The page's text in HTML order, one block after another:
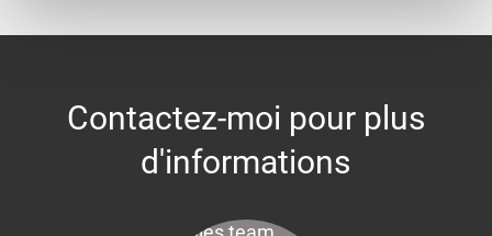
Contactez-moi pour plus
d'informations